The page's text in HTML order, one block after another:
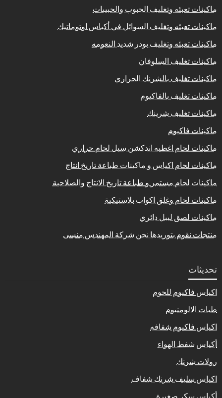
ماكينات تعبئه وتغليف الحبوب والحبيبات
ماكينات تعبئه وتغليف السوائل في أكياس اوتوماتيك
ماكينات تعبئه وتغليف بودر شديد النعومه
ماكينات تغليف السلوفان
ماكينات تغليف بالشرنك الحراري
ماكينات تغليف بالفاكيوم
ماكينات تغليف شرينك
ماكينات فاكيوم
ماكينات لحام اغطيه اندكشن سيل لحام حراري
ماكينات لحام اكياس و ماكينات طباعة تاريخ انتاج
ماكينات لحام مستمر و طباعة تاريخ الانتاج والصلاحية
ماكينات لحام وغلق اكواب بلاستيكية
ماكينات لصق ليبل دائري
منتجات نقوم بتوريدها نحن شركة المهندس منسى
تحديثات
اكياس فاكيوم للحوم
طبات الالومنيوم
اكياس فاكيوم شفافه
أكياس شفط الهواء
رولات شرنك
اكياس سليف شرنك شفاف
أكياس سكر صغيرة